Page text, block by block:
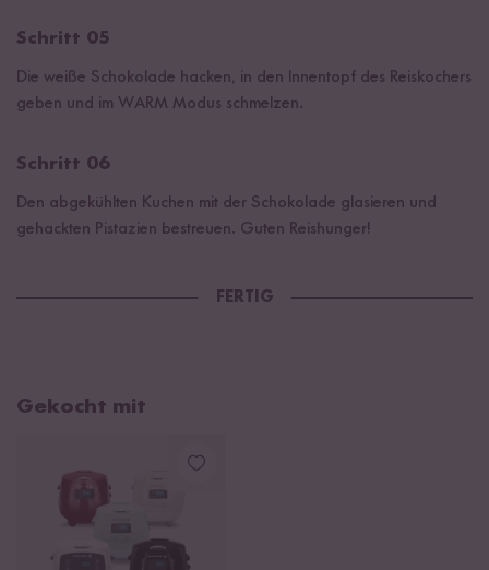
Schritt 05
Die weiße Schokolade hacken, in den Innentopf des Reiskochers
geben und im WARM Modus schmelzen.
Schritt 06
Den abgekühlten Kuchen mit der Schokolade glasieren und
gehackten Pistazien bestreuen. Guten Reishunger!
FERTIG
Gekocht mit